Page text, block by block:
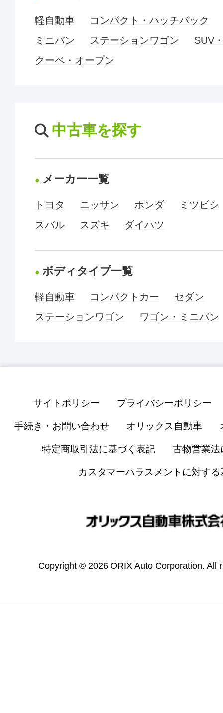
軽自動車
コンパクト・ハッチバック
ミニバン
ステーションワゴン
SUV
クーペ・オープン
中古車を探す
メーカー一覧
トヨタ ニッサン ホンダ
ミツビシ
スバル
スズキ ダイハツ
ボディタイプ一覧
軽自動車 コンパクトカー
セダン
ステーションワゴン
ワゴン・ミニバン
サイトポリシー プライバシーポリシー
手続き・お問い合わせ オリックス自動車
特定商取引法に基づく表記 古物営業法
カスタマーハラスメントに対する
Copyright © 2026 ORIX Auto Corporation. All